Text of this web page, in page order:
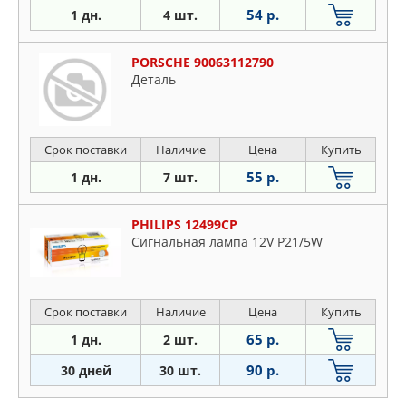
1 дн. 4 шт. 54 р.
PORSCHE 90063112790
Деталь
Срок поставки Наличие Цена Купить
1 дн. 7 шт. 55 р.
PHILIPS 12499CP
Сигнальная лампа 12V P21/5W
Срок поставки Наличие Цена Купить
1 дн. 2 шт. 65 р.
30 дней 30 шт. 90 р.